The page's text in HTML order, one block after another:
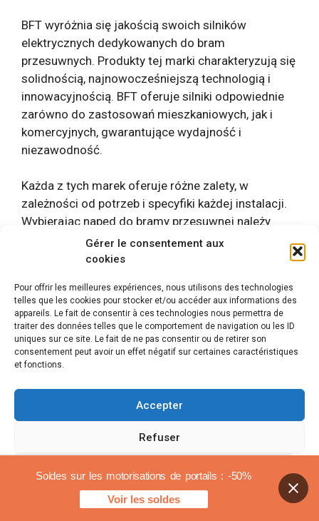
Gérer le consentement aux
cookies
Pour offrir les meilleures expériences, nous utilisons des technologies
telles que les cookies pour stocker et/ou accéder aux informations des
appareils. Le fait de consentir à ces technologies nous permettra de
traiter des données telles que le comportement de navigation ou les ID
uniques sur ce site. Le fait de ne pas consentir ou de retirer son
consentement peut avoir un effet négatif sur certaines caractéristiques
et fonctions.
Accepter
Refuser
Voir les préférences
Polityka plików cookiesInformacje prawne
BFT wyróżnia się jakością swoich silników
elektrycznych dedykowanych do bram
przesuwnych. Produkty tej marki charakteryzują się
solidnością, najnowocześniejszą technologią i
innowacyjnością. BFT oferuje silniki odpowiednie
zarówno do zastosowań mieszkaniowych, jak i
komercyjnych, gwarantujące wydajność i
niezawodność.
Każda z tych marek oferuje różne zalety, w
zależności od potrzeb i specyfiki każdej instalacji.
Wybierając napęd do bramy przesuwnej należy
wziąć pod uwagę nie tylko markę, ale także
wielkość bramy, wagę, a także warunki
zapewnia nie tylko lepszą wydajność, ale także
zwiększa żywotność bramy. Bezpieczeństwo,
trwałość i estetyczny wygląd to podstawowe
kryteria, które będą kierować wyborem jednej z
tych renomowanych marek.
Dodatkowe opcje, które
należy wziąć pod uwagę
przy wyborze napędu do
bramy przesuwnej
Soldes sur les motorisations de portails : -50%
Voir les soldes